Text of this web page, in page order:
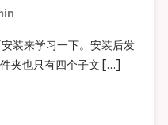
装来学习一下。安装后发
夹也只有四个子文 […]